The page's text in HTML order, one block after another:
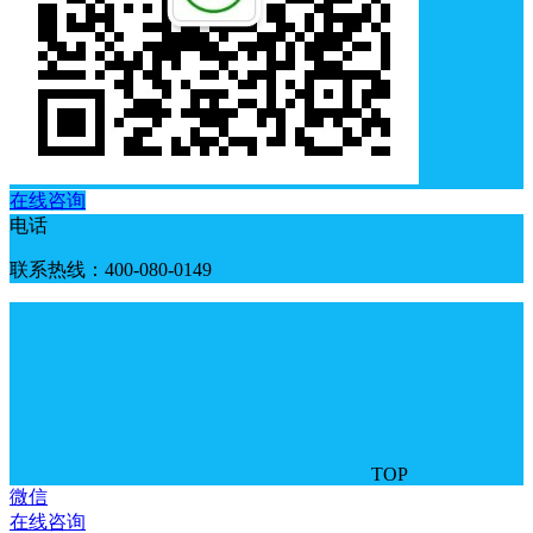
在线咨询
电话
联系热线：400-080-0149
TOP
微信
在线咨询